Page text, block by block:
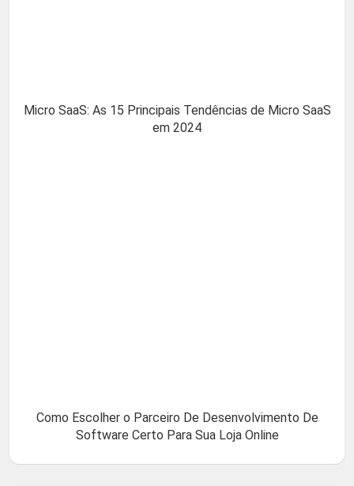
Micro SaaS: As 15 Principais Tendências de Micro SaaS
em 2024
Como Escolher o Parceiro De Desenvolvimento De
Software Certo Para Sua Loja Online